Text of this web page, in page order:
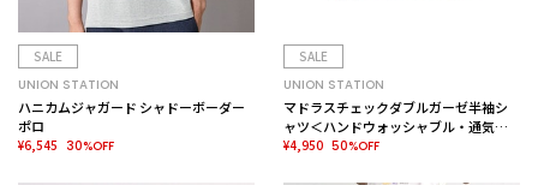
SALE
UNION STATION
ハニカムジャガード シャドーボーダー
ポロ
¥6,545 30%OFF
SALE
UNION STATION
マドラスチェックダブルガーゼ半袖シ
ャツ＜ハンドウォッシャブル・通気性
＞
¥4,950 50%OFF